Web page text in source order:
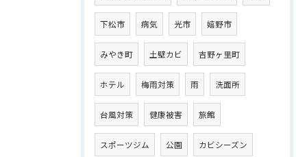
下松市 病気 光市 嬉野市
みやき町 土壁カビ 吉野ヶ里町
ホテル 梅雨対策 雨 洗面所
台風対策 健康被害 旅館
スポーツジム 公園 カビシーズン